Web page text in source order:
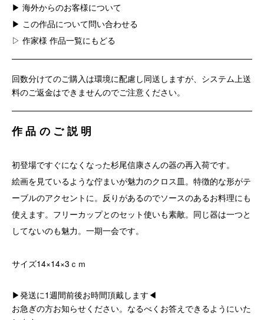
▶ 海外からのお客様について
▶ この作品について問い合わせる
▷ 作家様 作品一覧にもどる
回数分けてのご購入は環境に配慮し同送しますが、システム上送
料のご返金はできませんのでご注意ください。
作品のご説明
初登場ですぐになくなった杉尾信康さんの器の再入荷です。
絵画を見ているような佇まいが魅力のクロス皿。特徴的な形がテ
ーブルのアクセントに。反りがあるのでソースのあるお料理にも
使えます。フリーカップとのセット使いも素敵。同じ器は一つと
してないのも魅力。一期一会です。
サイズ14×14×3ｃｍ
▶発送に1週間前後お時間頂戴します◀
お急ぎの方お知らせください。なるべくお答えできるようにいた